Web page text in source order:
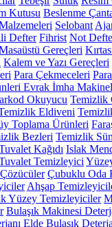
Kutusu Beslenme
Selobant
Defter Fihrist Not
Gereçleri
Kalem ve Yazı Gereçleri
Para Çekmeceleri
Evrak İmha
Okuyucu Temizlik
Eldiveni
Toplama Ürünleri
Bezleri Temizlik
Kağıdı Islak
Temizleyici
Çubuklu Oda
Ahşap
Yüzey Temizleyiciler
Bulaşık Makinesi
Elde Bulaşık